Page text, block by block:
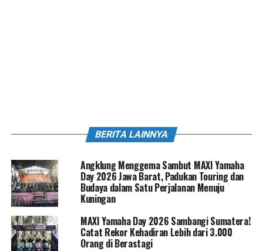
BERITA LAINNYA
Angklung Menggema Sambut MAXI Yamaha
Day 2026 Jawa Barat, Padukan Touring dan
Budaya dalam Satu Perjalanan Menuju
Kuningan
MAXI Yamaha Day 2026 Sambangi Sumatera!
Catat Rekor Kehadiran Lebih dari 3.000
Orang di Berastagi